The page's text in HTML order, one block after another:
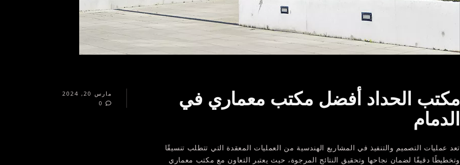
مارس 20, 2024
مكتب الحداد أفضل مكتب معماري في
الدمام
تعد عمليات التصميم والتنفيذ في المشاريع الهندسية من العمليات المعقدة التي تتطلب تنسيقًا
وتخطيطًا دقيقًا لضمان نجاحها وتحقيق النتائج المرجوة، حيث يعتبر التعاون مع مكتب معماري